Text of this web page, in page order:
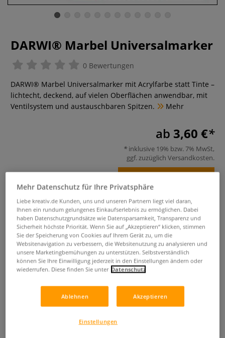
DARWI® Marbel Universalmarker
0 Bewertungen
DARWI® Marbel Universalmarker mit Acrylfarbe statt Tinte –
lichtecht, deckend, auf vielen Oberflächen anwendbar, mit
Ventilsystem und austauschbaren Spitzen.
Mehr
ab 3,60 €
inklusive 19% bzw. 7% MwSt,
ggf. zuzüglich Versandkosten.
Das könnte Sie auch interessieren
5 Sets
DARWI® Marbel
50 Farben
Liquitex® Paint
Acrylmarker,
einzeln
MOLOTOW™
Mehr Datenschutz für Ihre Privatsphäre
Liebe kreativ.de Kunden, uns und unseren Partnern liegt viel daran,
Ihnen ein rundum gelungenes Einkaufserlebnis zu ermöglichen. Dabei
haben Datenschutzgrundsätze wie Datensparsamkeit, Transparenz und
Sicherheit höchste Priorität. Wenn Sie auf „Akzeptieren“ klicken, stimmen
Sie der Speicherung von Cookies auf Ihrem Gerät zu, um die
Websitenavigation zu verbessern, die Websitenutzung zu analysieren und
unsere Marketingbemühungen zu unterstützen. Selbstverständlich
können Sie Ihre Einwilligung jederzeit in den Einstellungen ändern oder
wiederrufen. Diese finden Sie unter Datenschutz
Ablehnen Akzeptieren
Einstellungen